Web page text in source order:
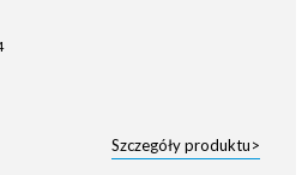
Szczegóły produktu>